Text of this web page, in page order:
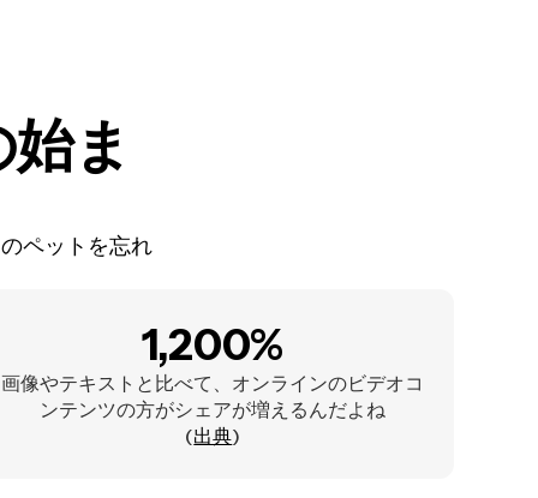
ま
ペットを忘れ
1,200%
画像やテキストと比べて、オンラインのビデオコ
ンテンツの方がシェアが増えるんだよね
(出典)